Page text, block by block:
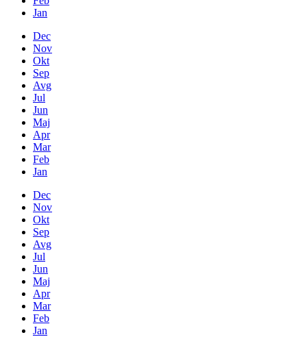
Jan
Dec
Nov
Okt
Sep
Avg
Jul
Jun
Maj
Apr
Mar
Feb
Jan
Dec
Nov
Okt
Sep
Avg
Jul
Jun
Maj
Apr
Mar
Feb
Jan